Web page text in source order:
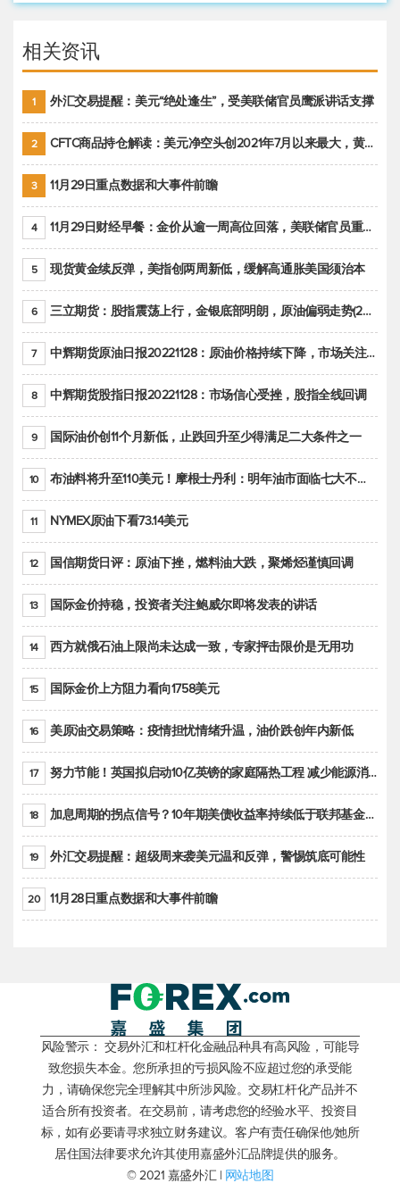
相关资讯
1 外汇交易提醒：美元“绝处逢生”，受美联储官员鹰派讲话支撑
2 CFTC商品持仓解读：美元净空头创2021年7月以来最大，黄金期货投机性净多头头寸减少
3 11月29日重点数据和大事件前瞻
4 11月29日财经早餐：金价从逾一周高位回落，美联储官员重申鹰派立场推动美元回升
5 现货黄金续反弹，美指创两周新低，缓解高通胀美国须治本
6 三立期货：股指震荡上行，金银底部明朗，原油偏弱走势(20221128收评)
7 中辉期货原油日报20221128：原油价格持续下降，市场关注OPEC+新一轮产能政策
8 中辉期货股指日报20221128：市场信心受挫，股指全线回调
9 国际油价创11个月新低，止跌回升至少得满足二大条件之一
10 布油料将升至110美元！摩根士丹利：明年油市面临七大不确定性
11 NYMEX原油下看73.14美元
12 国信期货日评：原油下挫，燃料油大跌，聚烯烃谨慎回调
13 国际金价持稳，投资者关注鲍威尔即将发表的讲话
14 西方就俄石油上限尚未达成一致，专家抨击限价是无用功
15 国际金价上方阻力看向1758美元
16 美原油交易策略：疫情担忧情绪升温，油价跌创年内新低
17 努力节能！英国拟启动10亿英镑的家庭隔热工程 减少能源消耗
18 加息周期的拐点信号？10年期美债收益率持续低于联邦基金利率目标区间
19 外汇交易提醒：超级周来袭美元温和反弹，警惕筑底可能性
20 11月28日重点数据和大事件前瞻
风险警示： 交易外汇和杠杆化金融品种具有高风险，可能导
致您损失本金。您所承担的亏损风险不应超过您的承受能
力，请确保您完全理解其中所涉风险。交易杠杆化产品并不
适合所有投资者。在交易前，请考虑您的经验水平、投资目
标，如有必要请寻求独立财务建议。客户有责任确保他/她所
居住国法律要求允许其使用嘉盛外汇品牌提供的服务。
© 2021 嘉盛外汇 | 网站地图